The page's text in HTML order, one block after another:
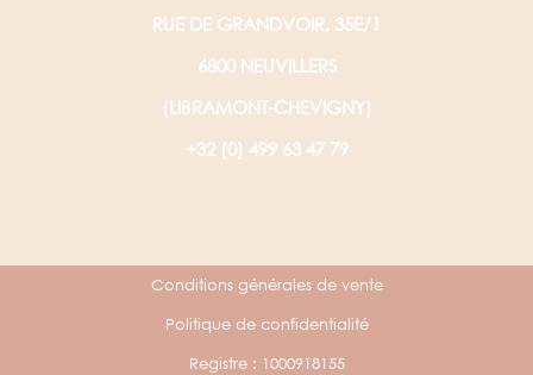
RUE DE GRANDVOIR, 35E/1
6800 NEUVILLERS
(LIBRAMONT-CHEVIGNY)
+32 (0) 499 63 47 79
Conditions générales de vente
Politique de confidentialité
Registre : 1000918155